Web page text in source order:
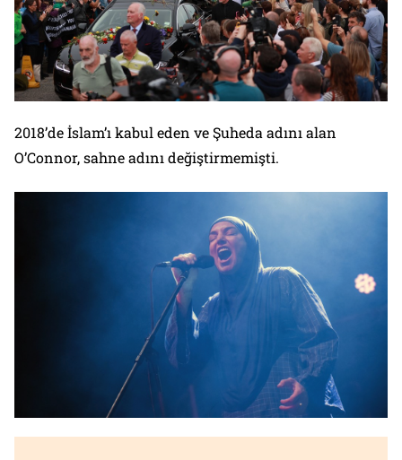
2018’de İslam’ı kabul eden ve Şuheda adını alan
O’Connor, sahne adını değiştirmemişti.